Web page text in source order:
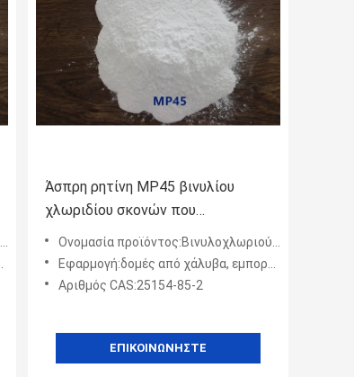
Άσπρη ρητίνη MP45 βινυλίου
χλωριδίου σκονών που
εφαρμόζεται στα σύνθετα Gravure
μελάνια εκτύπωσης
Ονομασία προϊόντος:Βινυλοχλωριούχο αιθερικό ρητίνη
Εφαρμογή:δομές από χάλυβα, εμπορευματοκιβώτια, πλοία και εξοπλισμός που λειτουργεί στο νερό, μηχανήματα και α
Αριθμός CAS:25154-85-2
ΕΠΙΚΟΙΝΩΝΉΣΤΕ